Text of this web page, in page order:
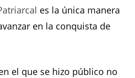
es la única manera
en la conquista de
el que se hizo público no